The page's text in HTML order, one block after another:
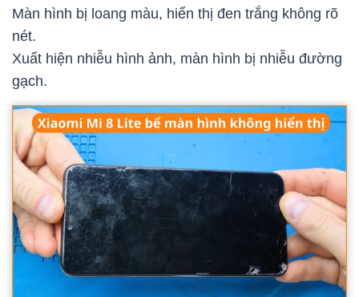
Màn hình bị loang màu, hiển thị đen trắng không rõ
nét.
Xuất hiện nhiễu hình ảnh, màn hình bị nhiễu đường
gạch.